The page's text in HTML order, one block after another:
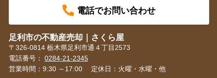
電話でお問い合わせ
足利市の不動産売却｜さくら屋
〒326-0814 栃木県足利市通４丁目2573
電話番号： 0284-21-2345
営業時間：9:30 ～17:00
定休日：火曜・水曜・他